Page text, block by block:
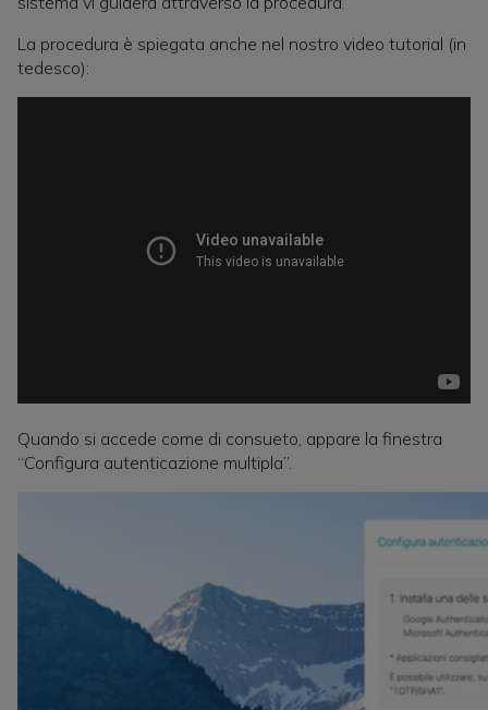
La procedura è spiegata anche nel nostro video tutorial (in
tedesco):
Quando si accede come di consueto, appare la finestra
“Configura autenticazione multipla”.